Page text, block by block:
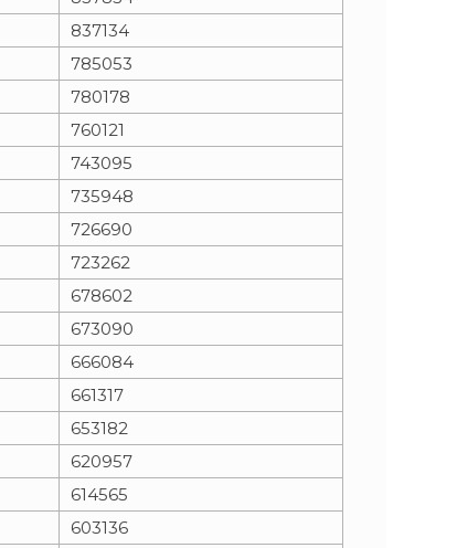
837134
785053
780178
760121
743095
735948
726690
723262
678602
673090
666084
661317
653182
620957
614565
603136